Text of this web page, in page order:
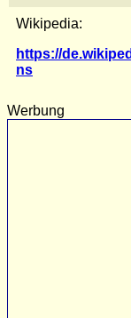
Wikipedia:
https://
ns
Werbung